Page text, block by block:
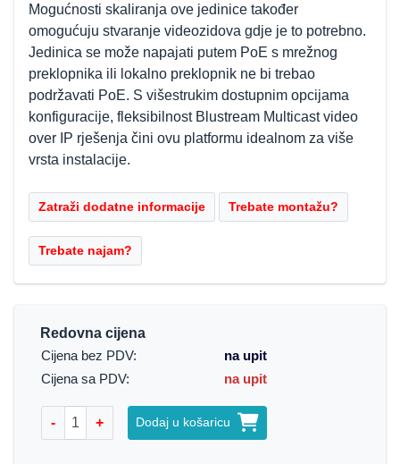
Mogućnosti skaliranja ove jedinice također
omogućuju stvaranje videozidova gdje je to potrebno.
Jedinica se može napajati putem PoE s mrežnog
preklopnika ili lokalno preklopnik ne bi trebao
podržavati PoE. S višestrukim dostupnim opcijama
konfiguracije, fleksibilnost Blustream Multicast video
over IP rješenja čini ovu platformu idealnom za više
vrsta instalacije.
Redovna cijena
Cijena bez PDV:
na upit
Cijena sa PDV:
na upit
- + Dodaj u košaricu